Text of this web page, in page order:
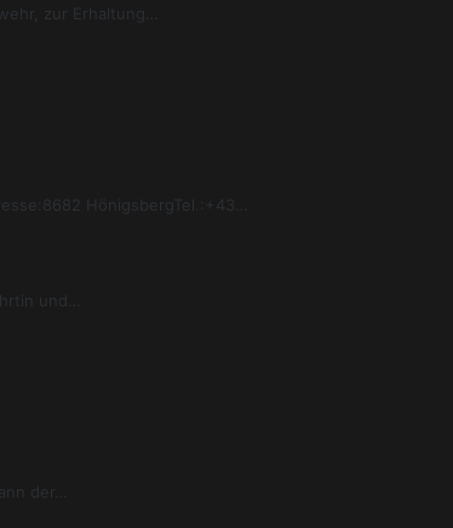
zur Erhaltung…
HönigsbergTel.:+43…
und…
der…